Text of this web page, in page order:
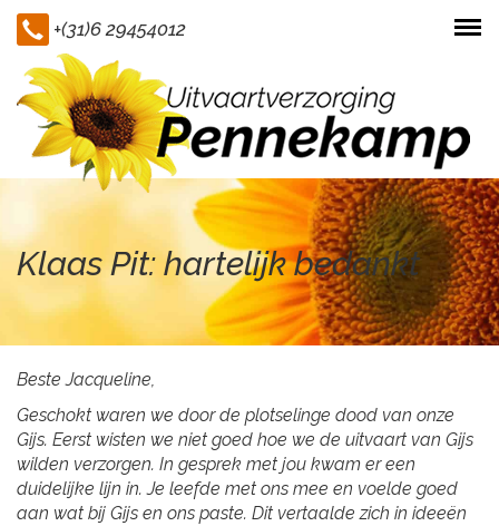
+(31)6 29454012
Klaas Pit: hartelijk bedankt
Beste Jacqueline,
Geschokt waren we door de plotselinge dood van onze
Gijs. Eerst wisten we niet goed hoe we de uitvaart van Gijs
wilden verzorgen. In gesprek met jou kwam er een
duidelijke lijn in. Je leefde met ons mee en voelde goed
aan wat bij Gijs en ons paste. Dit vertaalde zich in ideeën